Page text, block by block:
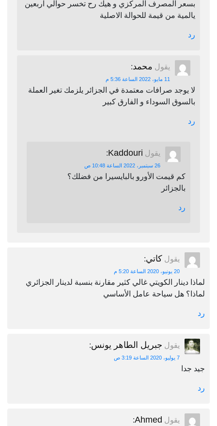
بسعر المصرف المركزي و هيك رح تخسر حوالي اربعين
يالمية من قيمة للحوالة الاصلية
رد
يقول محمد:
11 مايو، 2022 الساعة 5:36 م
لا يوجد صرافات معتمدة في الجزائر يلزمك تغير العملة
بالسوق السوداء و الفارق كبير
رد
يقول Kaddouri
:
26 سبتمبر، 2022 الساعة 10:48 ص
كم قيمت الأورو بالبايسيرا من فضلك؟
بالجزائر
رد
يقول كاتي:
20 يونيو، 2020 الساعة 5:20 م
لماذا دينار الكويتي غالي كثير مقارنة بنسبة لدينار الجزائري
لماذا؟ هل سياحة عامل الأساسي
رد
يقول جبريل الطاهر يونس:
7 يوليو، 2020 الساعة 3:19 ص
جيد جدا
رد
يقول Ahmed
: